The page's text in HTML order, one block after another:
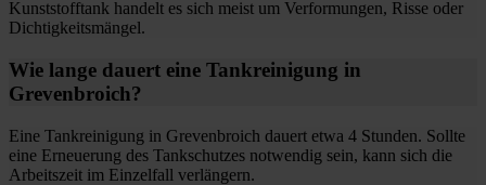
Kunststofftank handelt es sich meist um Verformungen, Risse oder
Dichtigkeitsmängel.
Wie lange dauert eine Tankreinigung in
Grevenbroich?
Eine Tankreinigung in Grevenbroich dauert etwa 4 Stunden. Sollte
eine Erneuerung des Tankschutzes notwendig sein, kann sich die
Arbeitszeit im Einzelfall verlängern.